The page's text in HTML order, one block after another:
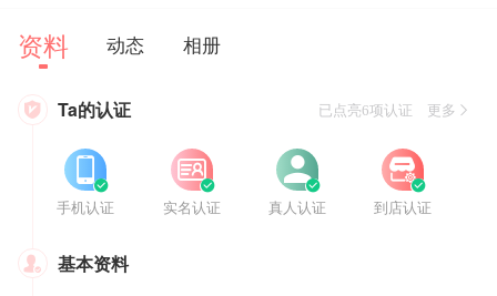
资料 动态 相册
 Ta的认证 已点亮6项认证 更多

手机认证


实名认证


真人认证


到店认证
 基本资料